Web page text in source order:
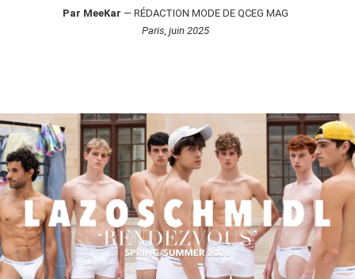
Par MeeKar — RÉDACTION MODE DE QCEG MAG
Paris, juin 2025